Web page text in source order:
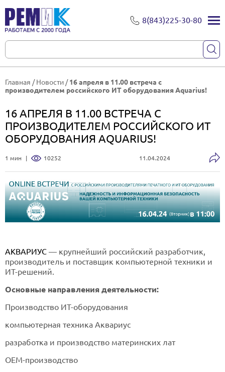
8(843)225-30-80
Главная /Новости /16 апреля в 11.00 встреча с
производителем российского ИТ оборудования Aquarius!
16 АПРЕЛЯ В 11.00 ВСТРЕЧА С
ПРОИЗВОДИТЕЛЕМ РОССИЙСКОГО ИТ
ОБОРУДОВАНИЯ AQUARIUS!
1 мин | 10252 11.04.2024
АКВАРИУС — крупнейший российский разработчик,
производитель и поставщик компьютерной техники и
ИТ-решений.
Основные направления деятельности:
Производство ИТ-оборудования
компьютерная техника Аквариус
разработка и производство материнских лат
ОЕМ-производство